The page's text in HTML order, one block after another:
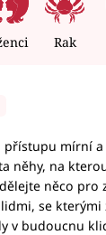
Rak
přístupu mírní
něhy, na
něco pro
se kterými
v budoucnu